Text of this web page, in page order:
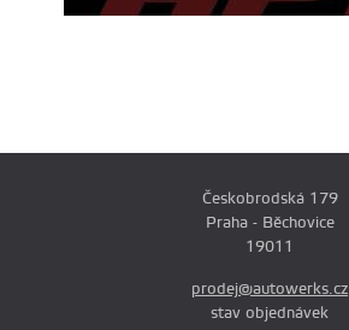
Českobrodská 179
Praha - Běchovice
19011
prodej@autowerks.cz
stav objednávek